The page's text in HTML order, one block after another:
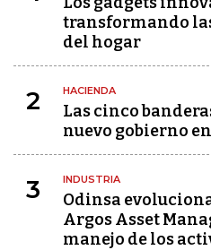
transformando
del hogar
2 HACIENDA
Las cinco
nuevo gobierno
3 INDUSTRIA
Odinsa
Argos Asset
manejo de los